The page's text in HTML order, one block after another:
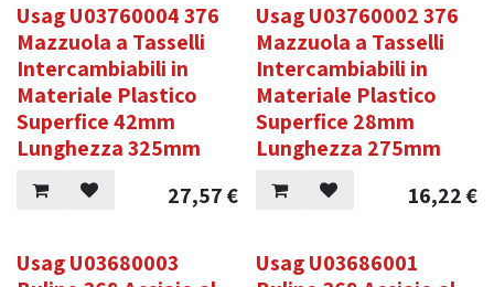
Usag U03760004 376
Mazzuola a Tasselli
Intercambiabili in
Materiale Plastico
Superfice 42mm
Lunghezza 325mm
27,57€
Usag U03760002 376
Mazzuola a Tasselli
Intercambiabili in
Materiale Plastico
Superfice 28mm
Lunghezza 275mm
16,22€
Usag U03680003
Usag U03686001